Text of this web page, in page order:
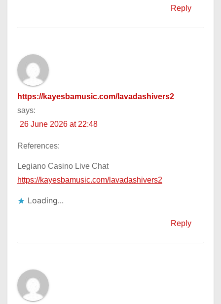
Reply
https://kayesbamusic.com/lavadashivers2
says:
26 June 2026 at 22:48
References:
Legiano Casino Live Chat
https://kayesbamusic.com/lavadashivers2
Loading...
Reply